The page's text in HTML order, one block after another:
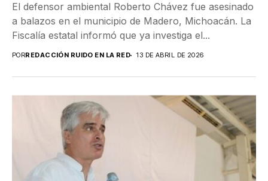
El defensor ambiental Roberto Chávez fue asesinado
a balazos en el municipio de Madero, Michoacán. La
Fiscalía estatal informó que ya investiga el...
PORREDACCIÓN RUIDO EN LA RED 13 DE ABRIL DE 2026